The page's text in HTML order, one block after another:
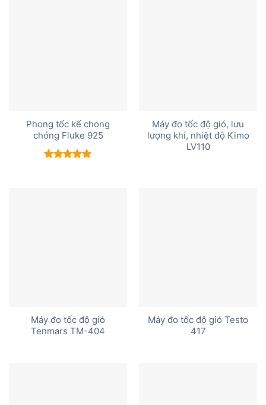
Phong tốc kế chong
chóng Fluke 925
Máy đo tốc độ gió, lưu
lượng khí, nhiệt độ Kimo
LV110
Máy đo tốc độ gió
Tenmars TM-404
Máy đo tốc độ gió Testo
417